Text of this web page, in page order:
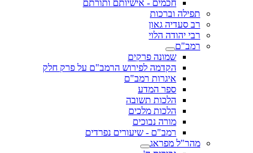
חכמים - אישיותם ותורתם
תפילה וברכות
רב סעדיה גאון
רבי יהודה הלוי
רמב"ם
שמונה פרקים
הקדמה לפירוש הרמב"ם על פרק חלק
איגרות רמב"ם
ספר המדע
הלכות תשובה
הלכות מלכים
מורה נבוכים
רמב"ם - שיעורים נפרדים
מהר"ל מפראג